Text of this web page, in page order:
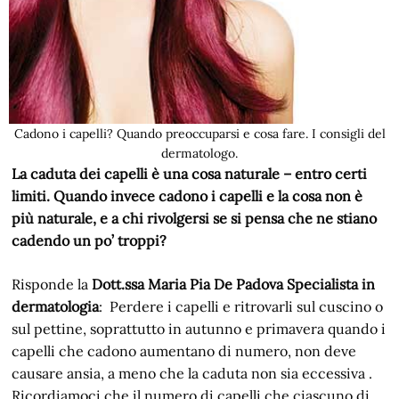
Cadono i capelli? Quando preoccuparsi e cosa fare. I consigli del
dermatologo.
La caduta dei capelli è una cosa naturale – entro certi
limiti. Quando invece cadono i capelli e la cosa non è
più naturale, e a chi rivolgersi se si pensa che ne stiano
cadendo un po’ troppi?
Risponde laDott.ssa Maria Pia De Padova Specialista in
dermatologia: Perdere i capelli e ritrovarli sul cuscino o
sul pettine, soprattutto in autunno e primavera quando i
capelli che cadono aumentano di numero, non deve
causare ansia, a meno che la caduta non sia eccessiva .
Ricordiamoci che il numero di capelli che ciascuno di